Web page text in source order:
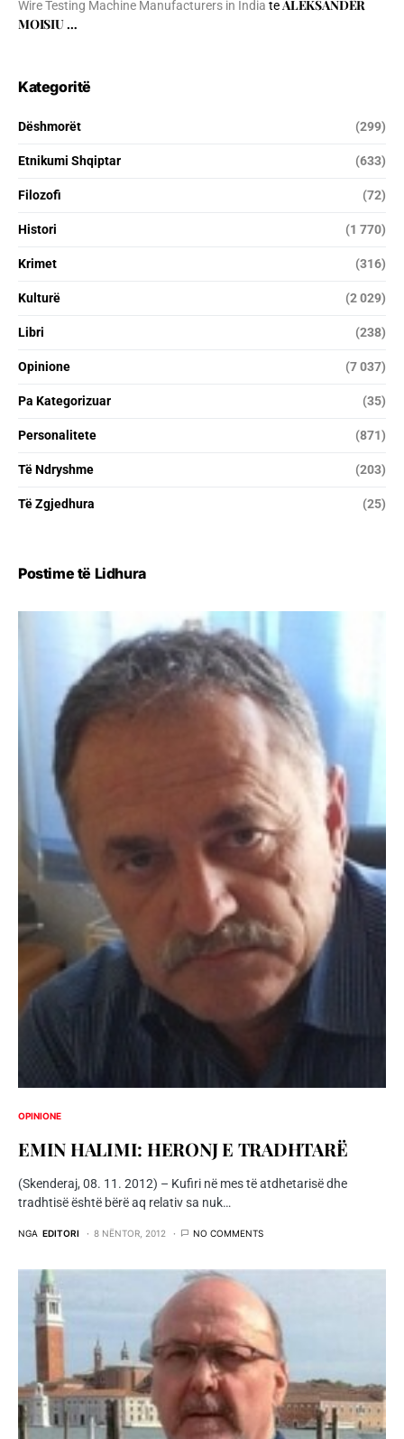
Wire Testing Machine Manufacturers in India teALEKSANDËR
MOISIU …
Kategoritë
Dëshmorët (299)
Etnikumi Shqiptar (633)
Filozofi (72)
Histori (1 770)
Krimet (316)
Kulturë (2 029)
Libri (238)
Opinione (7 037)
Pa Kategorizuar (35)
Personalitete (871)
Të Ndryshme (203)
Të Zgjedhura (25)
Postime të Lidhura
OPINIONE
EMIN HALIMI: HERONJ E TRADHTARË
(Skenderaj, 08. 11. 2012) – Kufiri në mes të atdhetarisë dhe
tradhtisë është bërë aq relativ sa nuk…
NGA EDITORI 8 NËNTOR, 2012 NO COMMENTS